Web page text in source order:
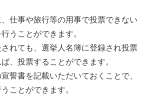
事や旅行等の用事で投票できない
うことができます。
ても、選挙人名簿に登録され投票
、投票することができます。
書を記載いただいておくことで、
ことができます。